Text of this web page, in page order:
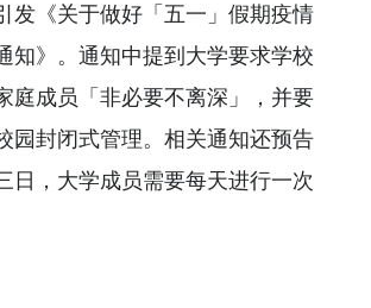
发《关于做好「五一」假期疫情
知》。通知中提到大学要求学校
庭成员「非必要不离深」，并要
园封闭式管理。相关通知还预告
日，大学成员需要每天进行一次